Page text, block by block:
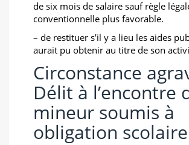
de six mois de salaire sauf règle
conventionnelle plus favorable.
– de restituer s’il y a lieu les aides
aurait pu obtenir au titre de son
Circonstance
Délit à l’encontre
mineur soumis à
obligation scolaire